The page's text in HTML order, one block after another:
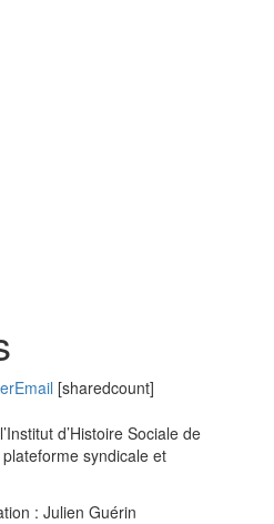
Email [sharedcount]
d’Histoire Sociale de
plateforme syndicale et
: Julien Guérin